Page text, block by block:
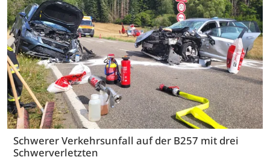
Schwerer Verkehrsunfall auf der B257 mit drei
Schwerverletzten